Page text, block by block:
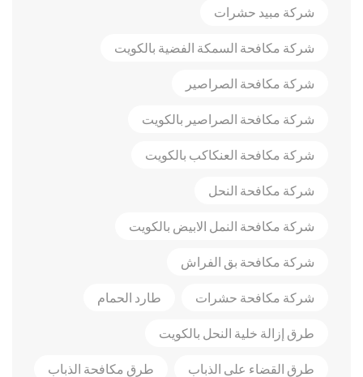
شركة مبيد حشرات
شركة مكافحة السمكة الفضية بالكويت
شركة مكافحة الصراصير
شركة مكافحة الصراصير بالكويت
شركة مكافحة العنكاكب بالكويت
شركة مكافحة النحل
شركة مكافحة النمل الابيض بالكويت
شركة مكافحة بق الفراش
شركة مكافحة حشرات طارد الحمام
طرق إزالة خلية النحل بالكويت
طرق القضاء على الذباب طرق مكافحة الذباب